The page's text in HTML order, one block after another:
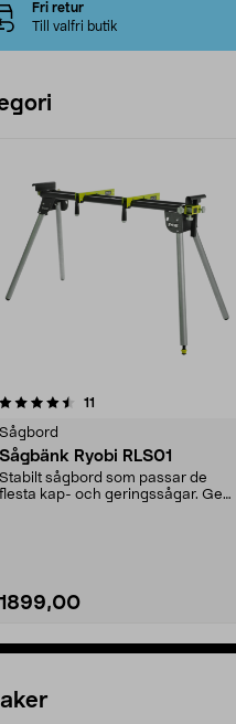
Fri retur
Till valfri butik
11
Sågbord
Sågbänk Ryobi RLS01
Stabilt sågbord som passar de
flesta kap- och geringssågar. Ger
1899,00
4.5 av 5 stjärnor